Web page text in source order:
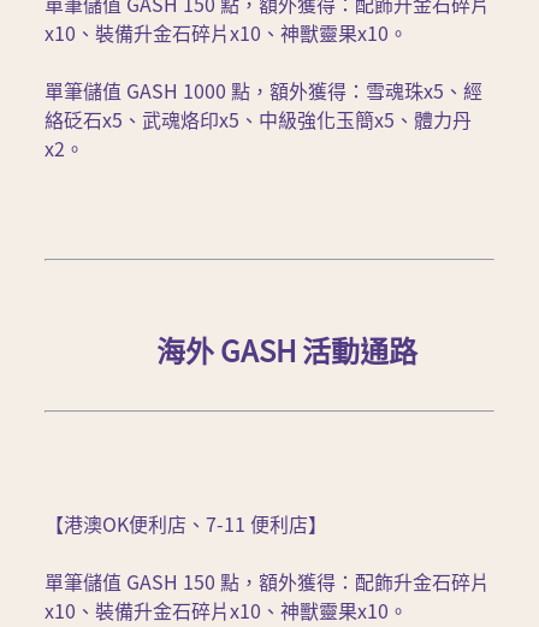
x10、裝備升金石碎片x10、神獸靈果x10。
單筆儲值 GASH 1000 點，額外獲得：雪魂珠x5、經
絡砭石x5、武魂烙印x5、中級強化玉簡x5、體力丹
x2。
海外 GASH 活動通路
【港澳OK便利店、7-11 便利店】
單筆儲值 GASH 150 點，額外獲得：配飾升金石碎片
x10、裝備升金石碎片x10、神獸靈果x10。